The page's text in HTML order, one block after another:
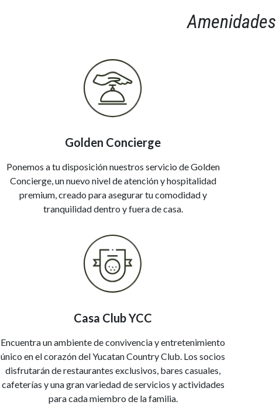
Amenidades
Golden Concierge
Ponemos a tu disposición nuestros servicio de Golden
Concierge, un nuevo nivel de atención y hospitalidad
premium, creado para asegurar tu comodidad y
tranquilidad dentro y fuera de casa.
Casa Club YCC
Encuentra un ambiente de convivencia y entretenimiento
único en el corazón del Yucatan Country Club. Los socios
disfrutarán de restaurantes exclusivos, bares casuales,
cafeterías y una gran variedad de servicios y actividades
para cada miembro de la familia.